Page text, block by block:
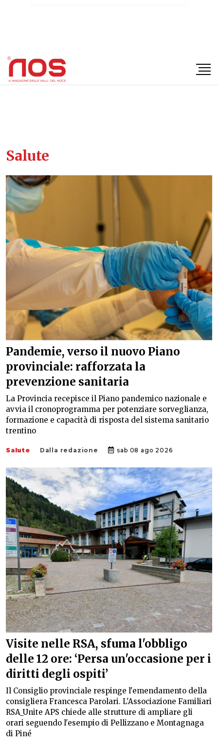
Salute
Pandemie, verso il nuovo Piano
provinciale: rafforzata la
prevenzione sanitaria
La Provincia recepisce il Piano pandemico nazionale e
avvia il cronoprogramma per potenziare sorveglianza,
formazione e capacità di risposta del sistema sanitario
trentino
Salute Dalla redazione sab 08 ago 2026
Visite nelle RSA, sfuma l'obbligo
delle 12 ore: ‘Persa un'occasione per i
diritti degli ospiti’
Il Consiglio provinciale respinge l'emendamento della
consigliera Francesca Parolari. L'Associazione Familiari
RSA_Unite APS chiede alle strutture di ampliare gli
orari seguendo l'esempio di Pellizzano e Montagnaga
di Piné